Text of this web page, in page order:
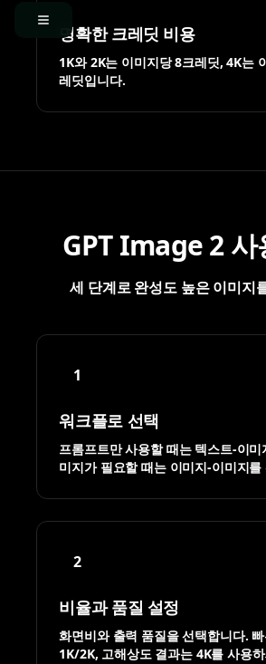
명확한 크레딧 비용
1K와 2K는 이미지당 8크레딧, 4K는
레딧입니다.
GPT Image 2 사
세 단계로 완성도 높은 이미지
1
워크플로 선택
프롬프트만 사용할 때는 텍스트-이미
미지가 필요할 때는 이미지-이미지를
2
비율과 품질 설정
화면비와 출력 품질을 선택합니다.
1K/2K, 고해상도 결과는 4K를 사용